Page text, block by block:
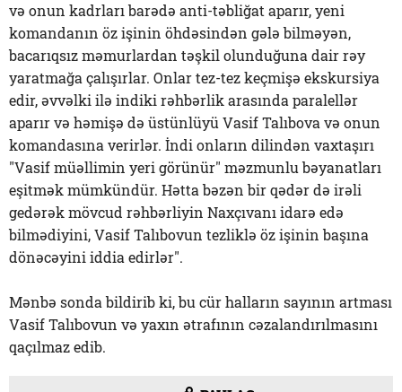
və onun kadrları barədə anti-təbliğat aparır, yeni
komandanın öz işinin öhdəsindən gələ bilməyən,
bacarıqsız məmurlardan təşkil olunduğuna dair rəy
yaratmağa çalışırlar. Onlar tez-tez keçmişə ekskursiya
edir, əvvəlki ilə indiki rəhbərlik arasında paralellər
aparır və həmişə də üstünlüyü Vasif Talıbova və onun
komandasına verirlər. İndi onların dilindən vaxtaşırı
"Vasif müəllimin yeri görünür" məzmunlu bəyanatları
eşitmək mümkündür. Hətta bəzən bir qədər də irəli
gedərək mövcud rəhbərliyin Naxçıvanı idarə edə
bilmədiyini, Vasif Talıbovun tezliklə öz işinin başına
dönəcəyini iddia edirlər".
Mənbə sonda bildirib ki, bu cür halların sayının artması
Vasif Talıbovun və yaxın ətrafının cəzalandırılmasını
qaçılmaz edib.